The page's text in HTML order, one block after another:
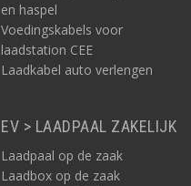
en haspel
Voedingskabels voor
laadstation CEE
Laadkabel auto verlengen
EV > LAADPAAL ZAKELIJK
Laadpaal op de zaak
Laadbox op de zaak